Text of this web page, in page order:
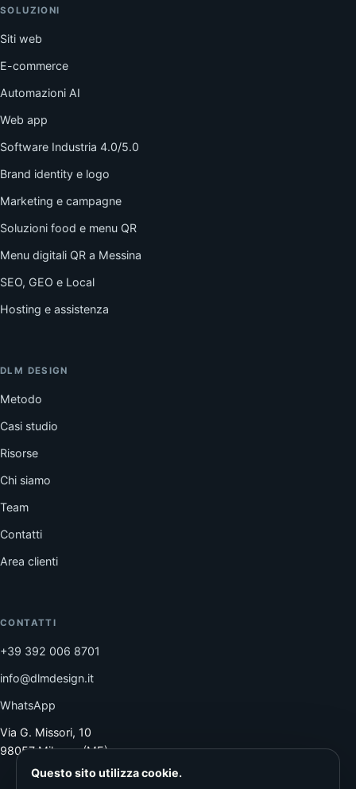
SOLUZIONI
Siti web
E-commerce
Automazioni AI
Web app
Software Industria 4.0/5.0
Brand identity e logo
Marketing e campagne
Soluzioni food e menu QR
Menu digitali QR a Messina
SEO, GEO e Local
Hosting e assistenza
DLM DESIGN
Metodo
Casi studio
Risorse
Chi siamo
Team
Contatti
Area clienti
CONTATTI
+39 392 006 8701
info@dlmdesign.it
WhatsApp
Via G. Missori, 10
98057 Milazzo (ME)
Questo sito utilizza cookie.